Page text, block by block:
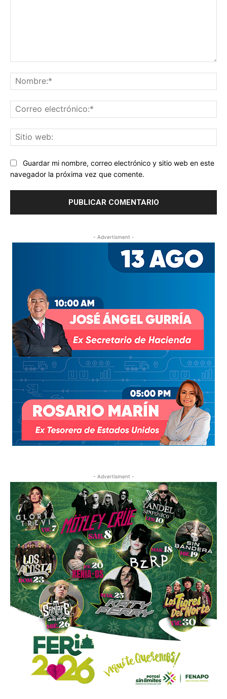
Guardar mi nombre, correo electrónico y sitio web en este
navegador la próxima vez que comente.
- Advertisment -
- Advertisment -